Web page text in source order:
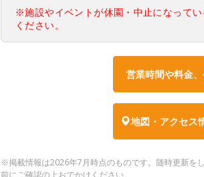
※施設やイベントが休園・中止になって
ください。
営業時間や料金
地図・アクセス
※掲載情報は2026年7月時点のものです。随時更新を
前にご確認の上おでかけください。